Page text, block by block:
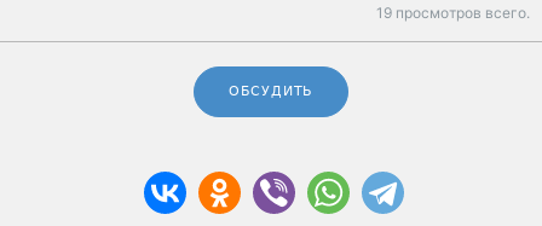
19 просмотров всего.
ОБСУДИТЬ